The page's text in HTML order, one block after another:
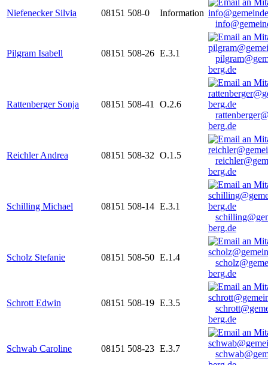
Niefenecker Silvia 08151 508-0
Information
Pilgram Isabell 08151 508-26 E.3.1
berg.de
Rattenberger Sonja 08151 508-41
O.2.6
berg.de
Reichler Andrea 08151 508-32 O.1.5
berg.de
Schilling Michael 08151 508-14 E.3.1
berg.de
Scholz Stefanie 08151 508-50 E.1.4
berg.de
Schrott Edwin 08151 508-19 E.3.5
berg.de
Schwab Caroline 08151 508-23 E.3.7